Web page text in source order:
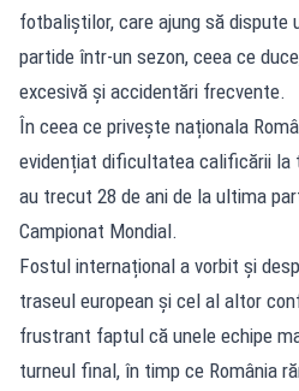
fotbaliștilor, care ajung să dispute
partide într-un sezon, ceea ce
excesivă și accidentări frecvente.
În ceea ce privește naționala
evidențiat dificultatea calificării la
au trecut 28 de ani de la ultima
Campionat Mondial.
Fostul internațional a vorbit și
traseul european și cel al altor
frustrant faptul că unele echipe
turneul final, în timp ce România